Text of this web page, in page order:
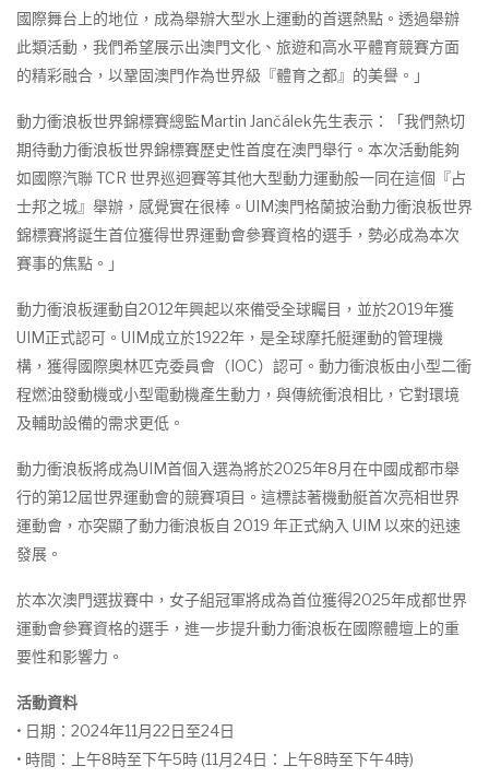
國際舞台上的地位，成為舉辦大型水上運動的首選熱點。透過舉辦
此類活動，我們希望展示出澳門文化、旅遊和高水平體育競賽方面
的精彩融合，以鞏固澳門作為世界級『體育之都』的美譽。」
動力衝浪板世界錦標賽總監Martin Jančálek先生表示：「我們熱切
期待動力衝浪板世界錦標賽歷史性首度在澳門舉行。本次活動能夠
如國際汽聯 TCR 世界巡迴賽等其他大型動力運動般一同在這個『占
士邦之城』舉辦，感覺實在很棒。UIM澳門格蘭披治動力衝浪板世界
錦標賽將誕生首位獲得世界運動會參賽資格的選手，勢必成為本次
賽事的焦點。」
動力衝浪板運動自2012年興起以來備受全球矚目，並於2019年獲
UIM正式認可。UIM成立於1922年，是全球摩托艇運動的管理機
構，獲得國際奧林匹克委員會（IOC）認可。動力衝浪板由小型二衝
程燃油發動機或小型電動機產生動力，與傳統衝浪相比，它對環境
及輔助設備的需求更低。
動力衝浪板將成為UIM首個入選為將於2025年8月在中國成都市舉
行的第12屆世界運動會的競賽項目。這標誌著機動艇首次亮相世界
運動會，亦突顯了動力衝浪板自 2019 年正式納入 UIM 以來的迅速
發展。
於本次澳門選拔賽中，女子組冠軍將成為首位獲得2025年成都世界
運動會參賽資格的選手，進一步提升動力衝浪板在國際體壇上的重
要性和影響力。
活動資料
• 日期：2024年11月22日至24日
• 時間：上午8時至下午5時 (11月24日：上午8時至下午4時)